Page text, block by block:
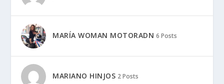
MARÍA WOMAN MOTORADN 6 Posts
MARIANO HINJOS 2 Posts